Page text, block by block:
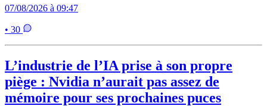
07/08/2026 à 09:47
• 30
L’industrie de l’IA prise à son propre
piège : Nvidia n’aurait pas assez de
mémoire pour ses prochaines puces